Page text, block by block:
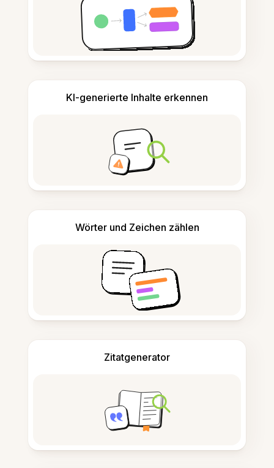
KI-generierte Inhalte erkennen
Wörter und Zeichen zählen
Zitatgenerator